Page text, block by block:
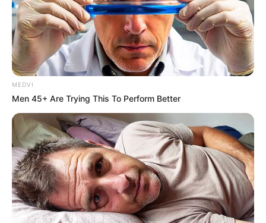
MEDVI
Men 45+ Are Trying This To Perform Better